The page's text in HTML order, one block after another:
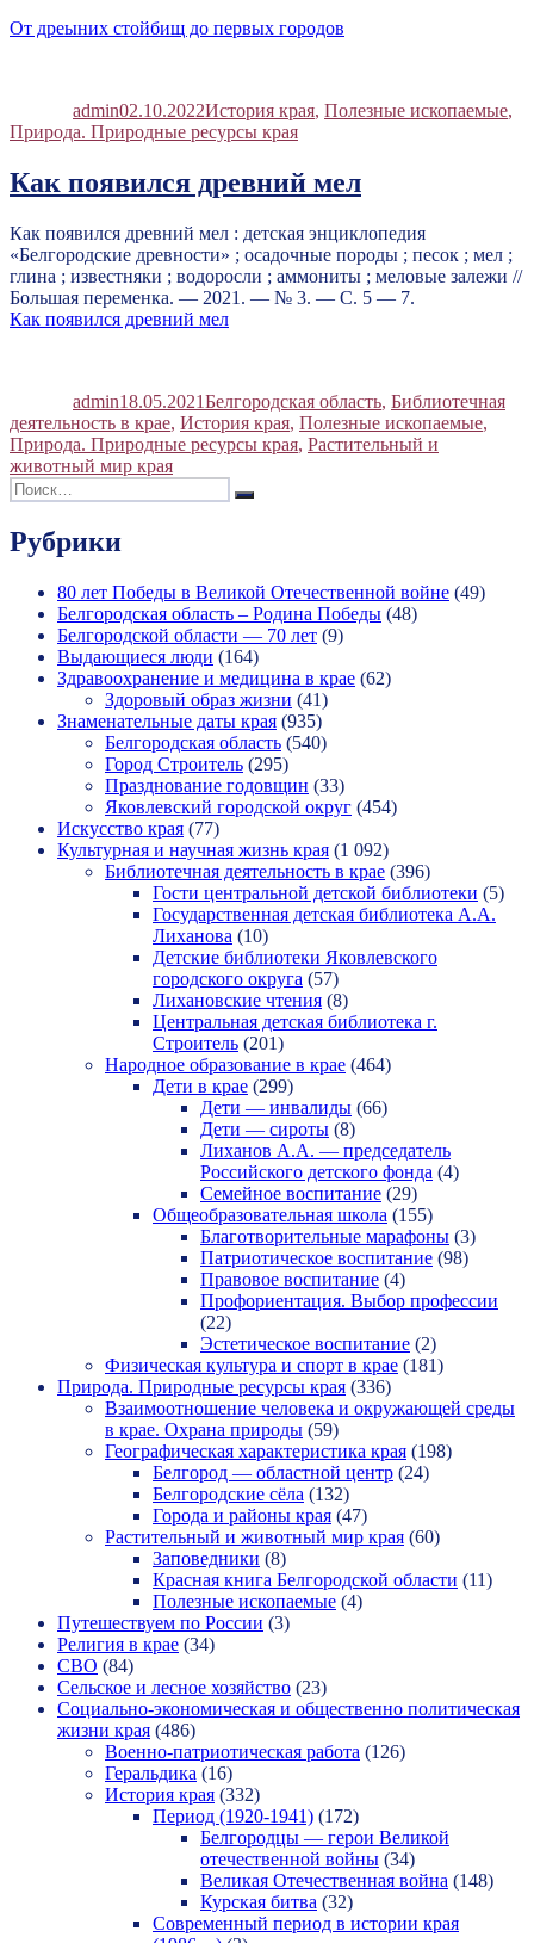
От дреыних стойбищ до первых городов
admin02.10.2022История края, Полезные ископаемые,
Природа. Природные ресурсы края
Как появился древний мел
Как появился древний мел : детская энциклопедия
«Белгородские древности» ; осадочные породы ; песок ; мел ;
глина ; известняки ; водоросли ; аммониты ; меловые залежи //
Большая переменка. — 2021. — № 3. — С. 5 — 7.
Как появился древний мел
admin18.05.2021Белгородская область, Библиотечная
деятельность в крае, История края, Полезные ископаемые,
Природа. Природные ресурсы края, Растительный и
животный мир края
Искать:
Поиск
Рубрики
80 лет Победы в Великой Отечественной войне (49)
Белгородская область – Родина Победы (48)
Белгородской области — 70 лет (9)
Выдающиеся люди (164)
Здравоохранение и медицина в крае (62)
Здоровый образ жизни (41)
Знаменательные даты края (935)
Белгородская область (540)
Город Строитель (295)
Празднование годовщин (33)
Яковлевский городской округ (454)
Искусство края (77)
Культурная и научная жизнь края (1 092)
Библиотечная деятельность в крае (396)
Гости центральной детской библиотеки (5)
Государственная детская библиотека А.А.
Лиханова (10)
Детские библиотеки Яковлевского
городского округа (57)
Лихановские чтения (8)
Центральная детская библиотека г.
Строитель (201)
Народное образование в крае (464)
Дети в крае (299)
Дети — инвалиды (66)
Дети — сироты (8)
Лиханов А.А. — председатель
Российского детского фонда (4)
Семейное воспитание (29)
Общеобразовательная школа (155)
Благотворительные марафоны (3)
Патриотическое воспитание (98)
Правовое воспитание (4)
Профориентация. Выбор профессии
(22)
Эстетическое воспитание (2)
Физическая культура и спорт в крае (181)
Природа. Природные ресурсы края (336)
Взаимоотношение человека и окружающей среды
в крае. Охрана природы (59)
Географическая характеристика края (198)
Белгород — областной центр (24)
Белгородские сёла (132)
Города и районы края (47)
Растительный и животный мир края (60)
Заповедники (8)
Красная книга Белгородской области (11)
Полезные ископаемые (4)
Путешествуем по России (3)
Религия в крае (34)
СВО (84)
Сельское и лесное хозяйство (23)
Социально-экономическая и общественно политическая
жизни края (486)
Военно-патриотическая работа (126)
Геральдика (16)
История края (332)
Период (1920-1941) (172)
Белгородцы — герои Великой
отечественной войны (34)
Великая Отечественная война (148)
Курская битва (32)
Современный период в истории края